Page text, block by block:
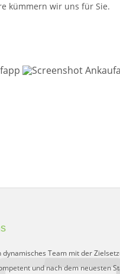
kümmern wir uns für Sie.
dynamisches Team mit der
und nach dem neuesten